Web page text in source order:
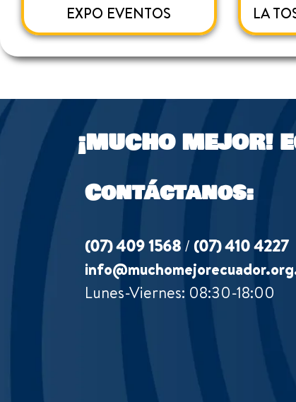
EXPO EVENTOS LA
¡MUCHO MEJOR!
Contáctanos:
(07) 409 1568 / (07) 410 4227
Lunes-Viernes: 08:30-18:00